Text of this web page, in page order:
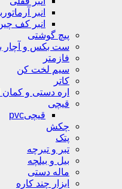
انبر
انبر کف
پیچ گوشتی
ست بکس و آچار
فازمتر
سیم لخت کن
کاتر
اره دستی و کمان
قیچی
قیچیpvc
چکش
پتک
تبر و تبرچه
بیل و بیلچه
ماله دستی
ابزار چند کاره